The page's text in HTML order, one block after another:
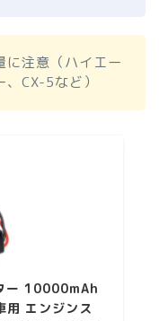
に注意（ハイエー
CX-5など）
ー 10000mAh
エンジンス